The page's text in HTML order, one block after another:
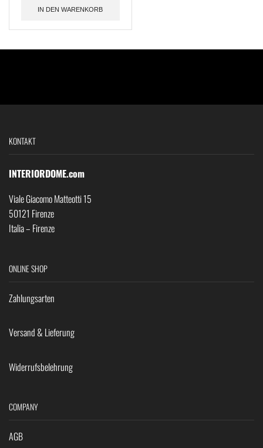
IN DEN WARENKORB
KONTAKT
INTERIORDOME.com
Viale Giacomo Matteotti 15
50121 Firenze
Italia – Firenze
ONLINE SHOP
Zahlungsarten
Versand & Lieferung
Widerrufsbelehrung
COMPANY
AGB